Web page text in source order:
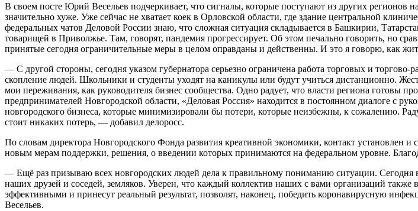
В своем посте Юрий Весельев подчеркивает, что сигналы, которые поступают из других регионов
значительно хуже. Уже сейчас не хватает коек в Орловской области, где здание центральной
федеральных чатов Деловой России знаю, что сложная ситуация складывается в Башкирии,
товарищей в Приволжье. Там, говорят, пандемия прогрессирует. Об этом печально говорить, но
принятые сегодня ограничительные меры в целом оправданы и действенны. И это я говорю, как
— С другой стороны, сегодня указом губернатора серьезно ограничена работа торговых и торгово-
скопление людей. Школьники и студенты уходят на каникулы или будут учиться дистанционно.
мои переживания, как руководителя бизнес сообщества. Одно радует, что власти региона готовы
предпринимателей Новгородской области, «Деловая Россия» находится в постоянном диалоге с
новгородского бизнеса, которые минимизировали бы потери, которые неизбежны, к сожалению.
стоит никаких потерь, — добавил делоросс.
По словам директора Новгородского Фонда развития креативной экономики, контакт установлен
новым мерам поддержки, решения, о введении которых принимаются на федеральном уровне.
— Ещё раз призываю всех новгородских людей дела к правильному пониманию ситуации.
наших друзей и соседей, земляков. Уверен, что каждый коллектив наших с вами организаций
эффективными и принесут реальный результат, позволят, наконец, победить коронавирусную
Весельев.